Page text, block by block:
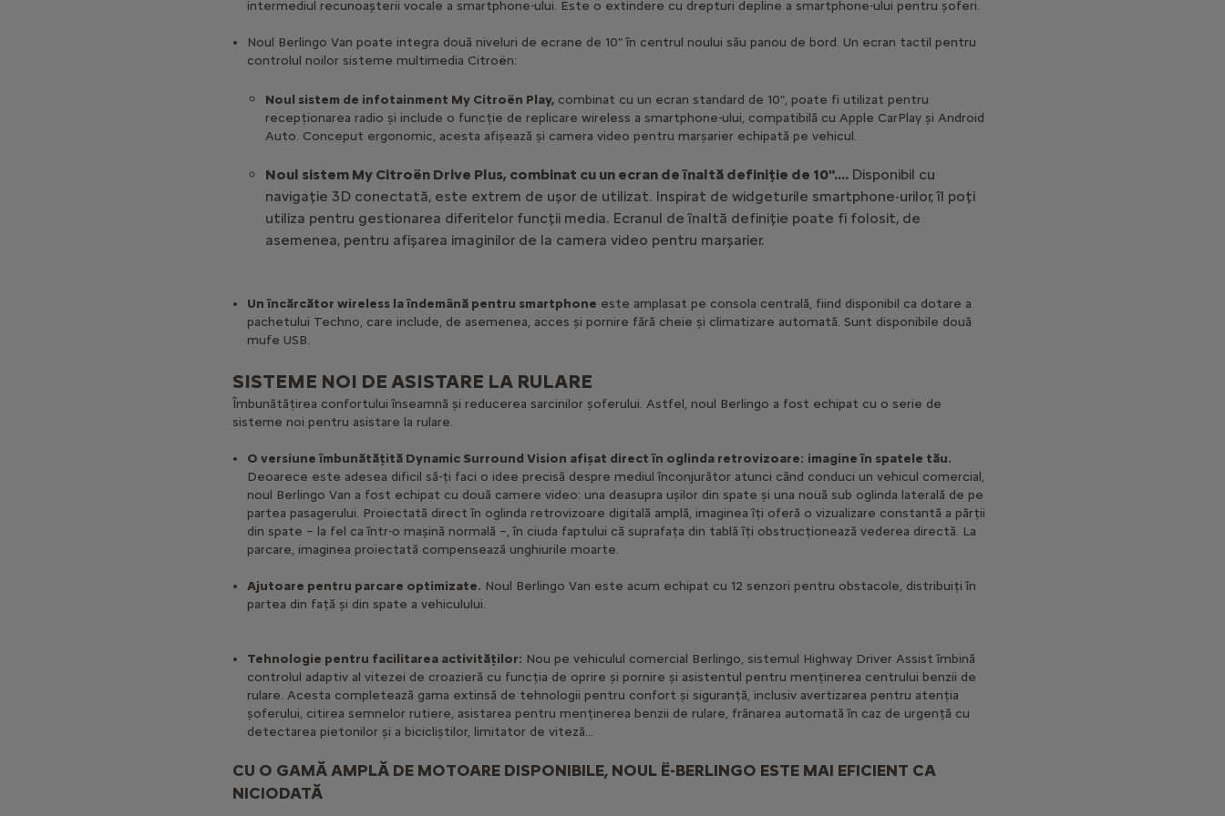
intermediul recunoașterii vocale a smartphone-ului. Este o extindere cu drepturi depline a smartphone-ului pentru șoferi.
Noul Berlingo Van poate integra două niveluri de ecrane de 10" în centrul noului său panou de bord. Un ecran tactil pentru
controlul noilor sisteme multimedia Citroën:
Noul sistem de infotainment My Citroën Play, combinat cu un ecran standard de 10", poate fi utilizat pentru
recepționarea radio și include o funcție de replicare wireless a smartphone-ului, compatibilă cu Apple CarPlay și Android
Auto. Conceput ergonomic, acesta afișează și camera video pentru marșarier echipată pe vehicul.
Noul sistem My Citroën Drive Plus, combinat cu un ecran de înaltă definiție de 10".... Disponibil cu
navigație 3D conectată, este extrem de ușor de utilizat. Inspirat de widgeturile smartphone-urilor, îl poți
utiliza pentru gestionarea diferitelor funcții media. Ecranul de înaltă definiție poate fi folosit, de
asemenea, pentru afișarea imaginilor de la camera video pentru marșarier.
Un încărcător wireless la îndemână pentru smartphone este amplasat pe consola centrală, fiind disponibil ca dotare a
pachetului Techno, care include, de asemenea, acces și pornire fără cheie și climatizare automată. Sunt disponibile două
mufe USB.
SISTEME NOI DE ASISTARE LA RULARE
Îmbunătățirea confortului înseamnă și reducerea sarcinilor șoferului. Astfel, noul Berlingo a fost echipat cu o serie de
sisteme noi pentru asistare la rulare.
O versiune îmbunătățită Dynamic Surround Vision afișat direct în oglinda retrovizoare: imagine în spatele tău.
Deoarece este adesea dificil să-ți faci o idee precisă despre mediul înconjurător atunci când conduci un vehicul comercial,
noul Berlingo Van a fost echipat cu două camere video: una deasupra ușilor din spate și una nouă sub oglinda laterală de pe
partea pasagerului. Proiectată direct în oglinda retrovizoare digitală amplă, imaginea îți oferă o vizualizare constantă a părții
din spate – la fel ca într-o mașină normală –, în ciuda faptului că suprafața din tablă îți obstrucționează vederea directă. La
parcare, imaginea proiectată compensează unghiurile moarte.
Ajutoare pentru parcare optimizate. Noul Berlingo Van este acum echipat cu 12 senzori pentru obstacole, distribuiți în
partea din față și din spate a vehiculului.
Tehnologie pentru facilitarea activităților: Nou pe vehiculul comercial Berlingo, sistemul Highway Driver Assist îmbină
controlul adaptiv al vitezei de croazieră cu funcția de oprire și pornire și asistentul pentru menținerea centrului benzii de
rulare. Acesta completează gama extinsă de tehnologii pentru confort și siguranță, inclusiv avertizarea pentru atenția
șoferului, citirea semnelor rutiere, asistarea pentru menținerea benzii de rulare, frânarea automată în caz de urgență cu
detectarea pietonilor și a bicicliștilor, limitator de viteză...
CU O GAMĂ AMPLĂ DE MOTOARE DISPONIBILE, NOUL Ë-BERLINGO ESTE MAI EFICIENT CA
NICIODATĂ